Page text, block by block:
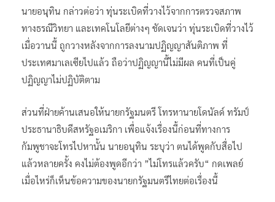
นายอนุทิน กล่าวต่อว่า ทุ่นระเบิดที่วางไว้จากการตรวจสภาพ
ทางธรณีวิทยา และเทคโนโลยีต่างๆ ชัดเจนว่า ทุ่นระเบิดที่วางไว้
เมื่อวานนี้ ถูกวางหลังจากการลงนามปฏิญญาสันติภาพ ที่
ประเทศมาเลเซียไปแล้ว ถือว่าปฏิญญานี้ไม่มีผล คนที่เป็นคู่
ปฏิญญาไม่ปฏิบัติตาม
ส่วนที่ฝ่ายค้านเสนอให้นายกรัฐมนตรี โทรหานายโดนัลด์ ทรัมป์
ประธานาธิบดีสหรัฐอเมริกา เพื่อแจ้งเรื่องนี้ก่อนที่ทางการ
กัมพูชาจะโทรไปหานั้น นายอนุทิน ระบุว่า ตนได้พูดกับสื่อไป
แล้วหลายครั้ง คงไม่ต้องพูดอีกว่า ”ไม่โทรแล้วครับ“ กดเพลย์
เมื่อไหร่ก็เห็นข้อความของนายกรัฐมนตรีไทยต่อเรื่องนี้